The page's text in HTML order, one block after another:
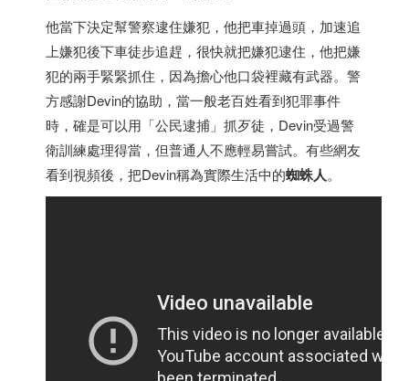
他當下決定幫警察逮住嫌犯，他把車掉過頭，加速追
上嫌犯後下車徒步追趕，很快就把嫌犯逮住，他把嫌
犯的兩手緊緊抓住，因為擔心他口袋裡藏有武器。警
方感謝Devin的協助，當一般老百姓看到犯罪事件
時，確是可以用「公民逮捕」抓歹徒，Devin受過警
衛訓練處理得當，但普通人不應輕易嘗試。有些網友
看到視頻後，把Devin稱為實際生活中的蜘蛛人。